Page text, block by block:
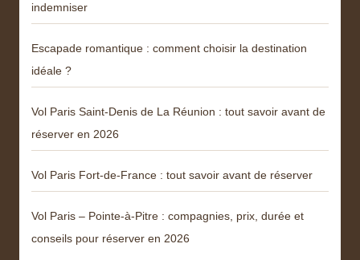
indemniser
Escapade romantique : comment choisir la destination
idéale ?
Vol Paris Saint-Denis de La Réunion : tout savoir avant de
réserver en 2026
Vol Paris Fort-de-France : tout savoir avant de réserver
Vol Paris – Pointe-à-Pitre : compagnies, prix, durée et
conseils pour réserver en 2026